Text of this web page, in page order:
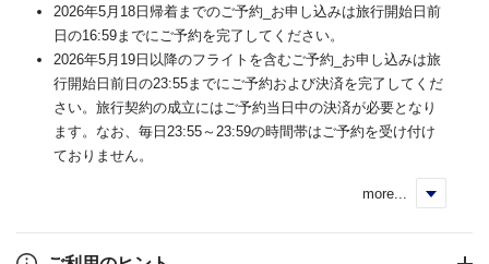
2026年5月18日帰着までのご予約_お申し込みは旅行開始日前
日の16:59までにご予約を完了してください。
2026年5月19日以降のフライトを含むご予約_お申し込みは旅
行開始日前日の23:55までにご予約および決済を完了してくだ
さい。旅行契約の成立にはご予約当日中の決済が必要となり
ます。なお、毎日23:55～23:59の時間帯はご予約を受け付け
ておりません。
more...